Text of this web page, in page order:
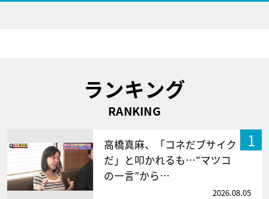
ランキング
RANKING
1
高橋真麻、「コネだブサイク
だ」と叩かれるも…“マツコ
の一言”から…
2026.08.05